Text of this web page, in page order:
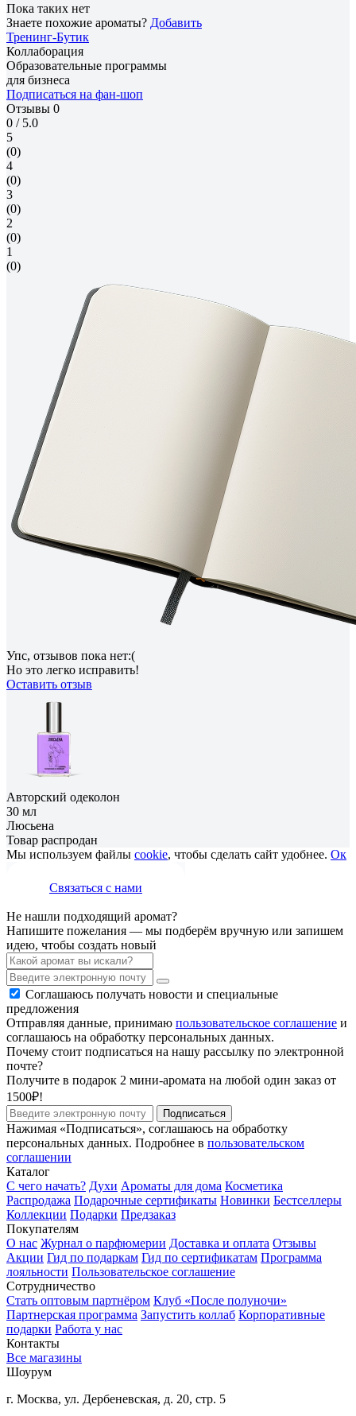
Пока таких нет
Знаете похожие ароматы? Добавить
Тренинг-Бутик
Коллаборация
Образовательные программы
для бизнеса
Подписаться на фан-шоп
Отзывы 0
0 / 5.0
5
(0)
4
(0)
3
(0)
2
(0)
1
(0)
Упс, отзывов пока нет:(
Но это легко исправить!
Оставить отзыв
Авторский одеколон
30 мл
Люсьена
Товар распродан
Мы используем файлы cookie, чтобы сделать сайт удобнее. Ок
Связаться с нами
Не нашли подходящий аромат?
Напишите пожелания — мы подберём вручную или запишем
идею, чтобы создать новый
Соглашаюсь получать новости и специальные
предложения
Отправляя данные, принимаю пользовательское соглашение и
соглашаюсь на обработку персональных данных.
Почему стоит подписаться на нашу рассылку по электронной
почте?
Получите в подарок 2 мини-аромата на любой один заказ от
1500₽!
Подписаться
Нажимая «Подписаться», соглашаюсь на обработку
персональных данных. Подробнее в пользовательском
соглашении
Каталог
С чего начать? Духи Ароматы для дома Косметика
Распродажа Подарочные сертификаты Новинки Бестселлеры
Коллекции Подарки Предзаказ
Покупателям
О нас Журнал о парфюмерии Доставка и оплата Отзывы
Акции Гид по подаркам Гид по сертификатам Программа
лояльности Пользовательское соглашение
Сотрудничество
Стать оптовым партнёром Клуб «После полуночи»
Партнерская программа Запустить коллаб Корпоративные
подарки Работа у нас
Контакты
Все магазины
Шоурум
г. Москва, ул. Дербеневская, д. 20, стр. 5